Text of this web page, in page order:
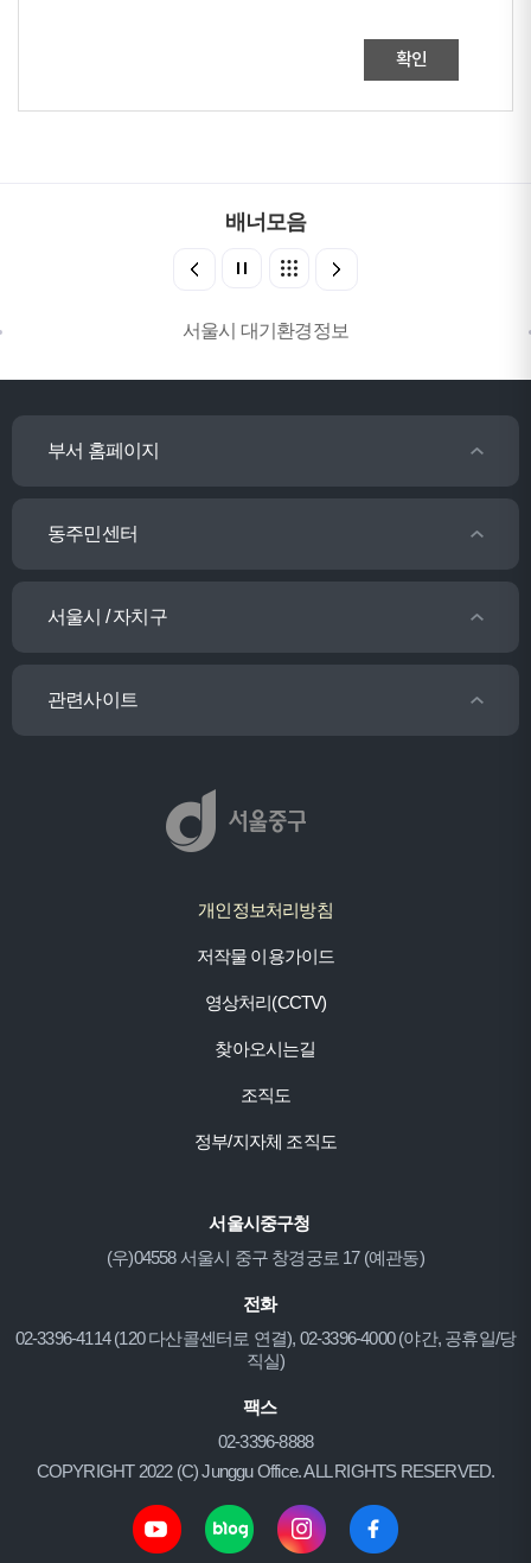
확인
배너모음
서울시 대기환경정보
부서 홈페이지
동주민센터
서울시 / 자치구
관련사이트
개인정보처리방침
저작물 이용가이드
영상처리(CCTV)
찾아오시는길
조직도
정부/지자체 조직도
서울시중구청
(우)04558 서울시 중구 창경궁로 17 (예관동)
전화
02-3396-4114 (120 다산콜센터로 연결), 02-3396-4000 (야간, 공휴일/당
직실)
팩스
02-3396-8888
COPYRIGHT 2022 (C) Junggu Office. ALL RIGHTS RESERVED.